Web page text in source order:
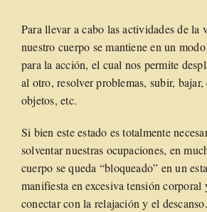
Para llevar a cabo las actividades de la
nuestro cuerpo se mantiene en un
para la acción, el cual nos permite
al otro, resolver problemas, subir,
objetos, etc.
Si bien este estado es totalmente
solventar nuestras ocupaciones, en
cuerpo se queda “bloqueado” en un
manifiesta en excesiva tensión
conectar con la relajación y el descanso.